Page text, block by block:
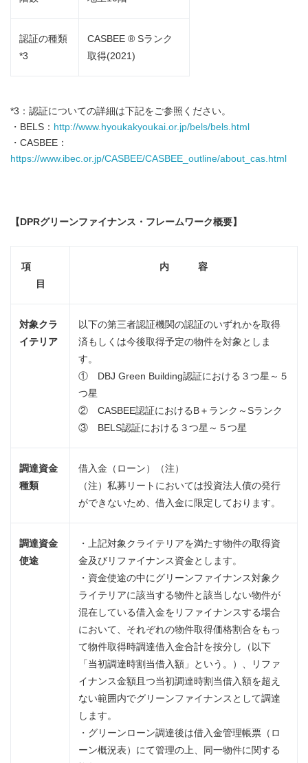
認証の種類
*3
CASBEE ® Sランク
取得(2021)
*3：認証についての詳細は下記をご参照ください。
・BELS： http://www.hyoukakyoukai.or.jp/bels/bels.html
・CASBEE：
https://www.ibec.or.jp/CASBEE/CASBEE_outline/about_cas.html
【 DPRグリーンファイナンス・フレームワーク概要】
項
目
内 容
対象クラ
イテリア
以下の第三者認証機関の認証のいずれかを取得
済もしくは今後取得予定の物件を対象としま
す。
① DBJ Green Building認証における３つ星～５
つ星
② CASBEE認証におけるB＋ランク～Sランク
③ BELS認証における３つ星～５つ星
調達資金
種類
借入金（ローン）（注）
（注）私募リートにおいては投資法人債の発行
ができないため、借入金に限定しております。
調達資金
使途
・上記対象クライテリアを満たす物件の取得資
金及びリファイナンス資金とします。
・資金使途の中にグリーンファイナンス対象ク
ライテリアに該当する物件と該当しない物件が
混在している借入金をリファイナンスする場合
において、それぞれの物件取得価格割合をもっ
て物件取得時調達借入金合計を按分し（以下
「当初調達時割当借入額」という。）、リファ
イナンス金額且つ当初調達時割当借入額を超え
ない範囲内でグリーンファイナンスとして調達
します。
・グリーンローン調達後は借入金管理帳票（ロ
ーン概況表）にて管理の上、同一物件に関する